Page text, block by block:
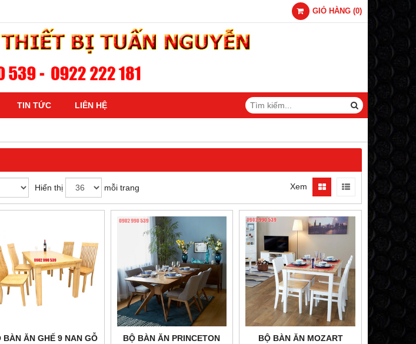
GIỎ HÀNG (0)
TIN TỨC LIÊN HỆ
Hiển thị mỗi trang Xem
BÀN ĂN GHẾ 9 NAN GỖ
BỘ BÀN ĂN PRINCETON BỘ BÀN ĂN MOZART